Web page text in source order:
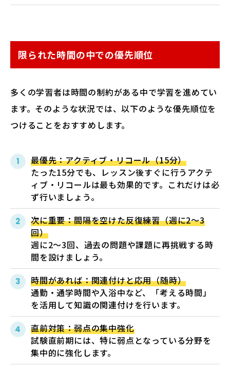
限られた時間の中での優先順位
多くの学習者は時間の制約がある中で学習を進めてい
ます。そのような状況では、以下のような優先順位を
つけることをおすすめします。
最優先：アクティブ・リコール（15分）
たった15分でも、レッスン後すぐに行うアクテ
ィブ・リコールは最も効果的です。これだけは必
ず行いましょう。
次に重要：間隔を空けた反復練習（週に2〜3
回）
週に2〜3回、過去の問題や課題に再挑戦する時
間を設けましょう。
時間があれば：関連付けと応用（随時）
通勤・通学時間や入浴中など、「考える時間」
を活用して知識の関連付けを行います。
直前対策：弱点の集中強化
試験直前期には、特に弱点となっている分野を
集中的に強化します。